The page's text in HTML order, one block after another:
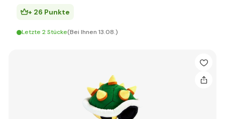
+ 26 Punkte
Letzte 2 Stücke(Bei Ihnen 13.08.)